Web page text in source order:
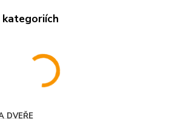
kategoriích
DVEŘE